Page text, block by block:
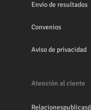
Envio de resultados
Convenios
Aviso de privacidad
Atención al ciente